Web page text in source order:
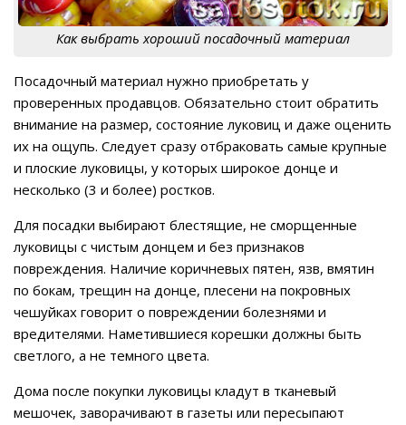
Как выбрать хороший посадочный материал
Посадочный материал нужно приобретать у
проверенных продавцов. Обязательно стоит обратить
внимание на размер, состояние луковиц и даже оценить
их на ощупь. Следует сразу отбраковать самые крупные
и плоские луковицы, у которых широкое донце и
несколько (3 и более) ростков.
Для посадки выбирают блестящие, не сморщенные
луковицы с чистым донцем и без признаков
повреждения. Наличие коричневых пятен, язв, вмятин
по бокам, трещин на донце, плесени на покровных
чешуйках говорит о повреждении болезнями и
вредителями. Наметившиеся корешки должны быть
светлого, а не темного цвета.
Дома после покупки луковицы кладут в тканевый
мешочек, заворачивают в газеты или пересыпают